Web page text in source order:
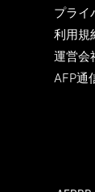
プライ
利用規
運営会
AFP通